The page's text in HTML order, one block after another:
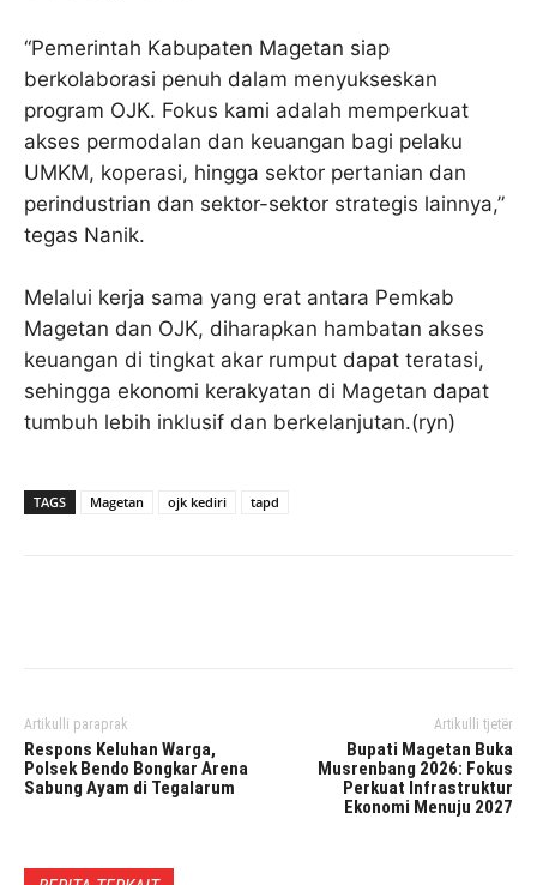
“Pemerintah Kabupaten Magetan siap
berkolaborasi penuh dalam menyukseskan
program OJK. Fokus kami adalah memperkuat
akses permodalan dan keuangan bagi pelaku
UMKM, koperasi, hingga sektor pertanian dan
perindustrian dan sektor-sektor strategis lainnya,”
tegas Nanik.
Melalui kerja sama yang erat antara Pemkab
Magetan dan OJK, diharapkan hambatan akses
keuangan di tingkat akar rumput dapat teratasi,
sehingga ekonomi kerakyatan di Magetan dapat
tumbuh lebih inklusif dan berkelanjutan.(ryn)
TAGS Magetan ojk kediri tapd
Artikulli paraprak
Respons Keluhan Warga,
Polsek Bendo Bongkar Arena
Sabung Ayam di Tegalarum
Artikulli tjetër
Bupati Magetan Buka
Musrenbang 2026: Fokus
Perkuat Infrastruktur
Ekonomi Menuju 2027